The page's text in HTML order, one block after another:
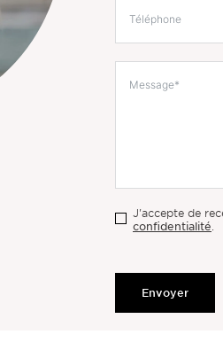
J'accepte de
confidentialité.
Envoyer